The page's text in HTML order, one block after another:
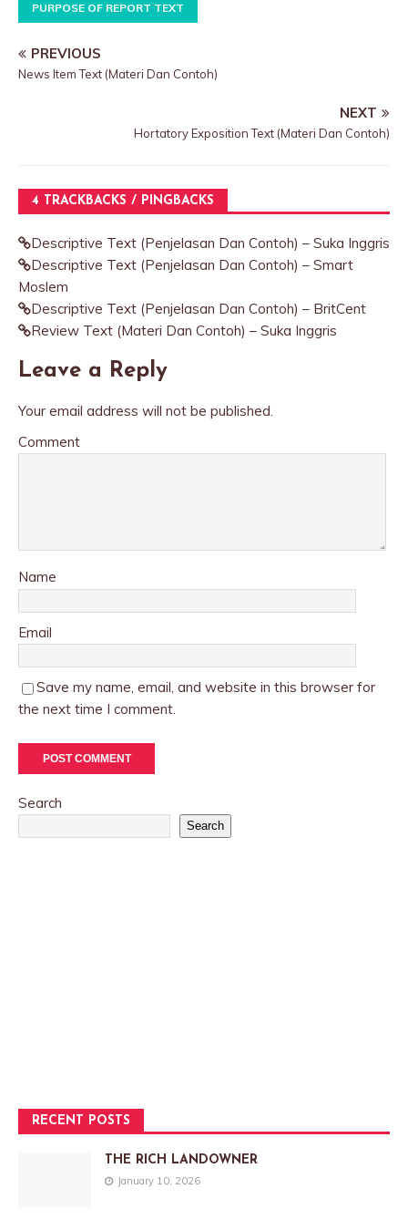
PURPOSE OF REPORT TEXT
PREVIOUS
News Item Text (Materi Dan Contoh)
NEXT
Hortatory Exposition Text (Materi Dan Contoh)
4 TRACKBACKS / PINGBACKS
Descriptive Text (Penjelasan Dan Contoh) – Suka Inggris
Descriptive Text (Penjelasan Dan Contoh) – Smart
Moslem
Descriptive Text (Penjelasan Dan Contoh) – BritCent
Review Text (Materi Dan Contoh) – Suka Inggris
Leave a Reply
Your email address will not be published.
Comment
Name
Email
Save my name, email, and website in this browser for
the next time I comment.
Search
Search
RECENT POSTS
THE RICH LANDOWNER
January 10, 2026